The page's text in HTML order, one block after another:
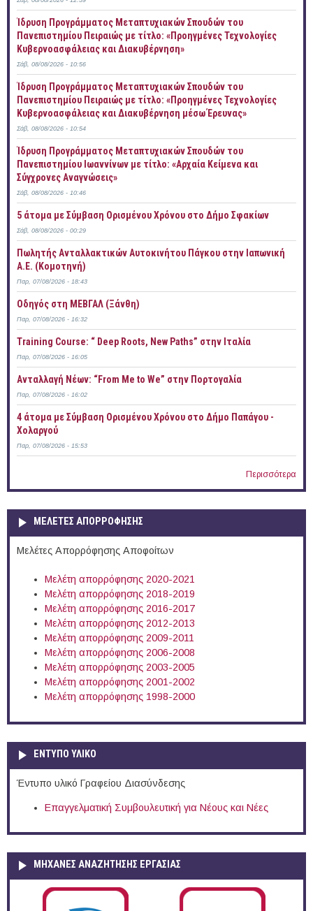
Ίδρυση Προγράμματος Μεταπτυχιακών Σπουδών του
Πανεπιστημίου Πειραιώς με τίτλο: «Προηγμένες Τεχνολογίες
Κυβερνοασφάλειας και Διακυβέρνηση»
Σάβ, 08/08/2026 - 10:56
Ίδρυση Προγράμματος Μεταπτυχιακών Σπουδών του
Πανεπιστημίου Πειραιώς με τίτλο: «Προηγμένες Τεχνολογίες
Κυβερνοασφάλειας και Διακυβέρνηση μέσω Έρευνας»
Σάβ, 08/08/2026 - 10:54
Ίδρυση Προγράμματος Μεταπτυχιακών Σπουδών του
Πανεπιστημίου Ιωαννίνων με τίτλο: «Αρχαία Κείμενα και
Σύγχρονες Αναγνώσεις»
Σάβ, 08/08/2026 - 10:46
5 άτομα με Σύμβαση Ορισμένου Χρόνου στο Δήμο Σφακίων
Σάβ, 08/08/2026 - 00:29
Πωλητής Ανταλλακτικών Αυτοκινήτου Πάγκου στην Ιαπωνική
Α.Ε. (Κομοτηνή)
Παρ, 07/08/2026 - 18:43
Οδηγός στη ΜΕΒΓΑΛ (Ξάνθη)
Παρ, 07/08/2026 - 16:32
Training Course: “ Deep Roots, New Paths” στην Ιταλία
Παρ, 07/08/2026 - 16:05
Ανταλλαγή Νέων: “From Me to We” στην Πορτογαλία
Παρ, 07/08/2026 - 16:02
4 άτομα με Σύμβαση Ορισμένου Χρόνου στο Δήμο Παπάγου -
Χολαργού
Παρ, 07/08/2026 - 15:53
Περισσότερα
ΜΕΛΕΤΕΣ ΑΠΟΡΡΟΦΗΣΗΣ
Μελέτες Απορρόφησης Αποφοίτων
Μελέτη απορρόφησης 2020-2021
Μελέτη απορρόφησης 2018-2019
Μελέτη απορρόφησης 2016-2017
Μελέτη απορρόφησης 2012-2013
Μελέτη απορρόφησης 2009-2011
Μελέτη απορρόφησης 2006-2008
Μελέτη απορρόφησης 2003-2005
Μελέτη απορρόφησης 2001-2002
Μελέτη απορρόφησης 1998-2000
ΕΝΤΥΠΟ ΥΛΙΚΟ
Έντυπο υλικό Γραφείου Διασύνδεσης
Επαγγελματική Συμβουλευτική για Νέους και Νέες
ΜΗΧΑΝΕΣ ΑΝΑΖΗΤΗΣΗΣ ΕΡΓΑΣΙΑΣ